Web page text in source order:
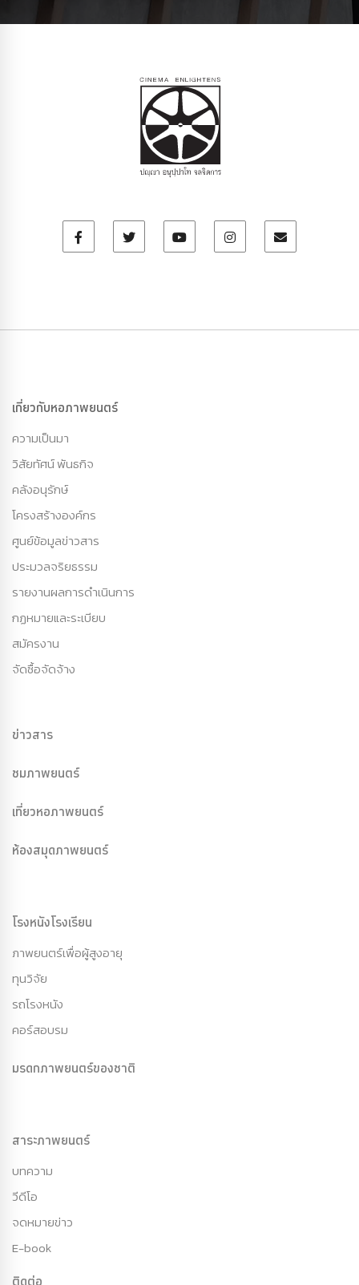
เกี่ยวกับหอภาพยนตร์
ความเป็นมา
วิสัยทัศน์ พันธกิจ
คลังอนุรักษ์
โครงสร้างองค์กร
ศูนย์ข้อมูลข่าวสาร
ประมวลจริยธรรม
รายงานผลการดำเนินการ
กฏหมายและระเบียบ
สมัครงาน
จัดซื้อจัดจ้าง
ข่าวสาร
ชมภาพยนตร์
เที่ยวหอภาพยนตร์
ห้องสมุดภาพยนตร์
โรงหนังโรงเรียน
ภาพยนตร์เพื่อผู้สูงอายุ
ทุนวิจัย
รถโรงหนัง
คอร์สอบรม
มรดกภาพยนตร์ของชาติ
สาระภาพยนตร์
บทความ
วีดีโอ
จดหมายข่าว
E-book